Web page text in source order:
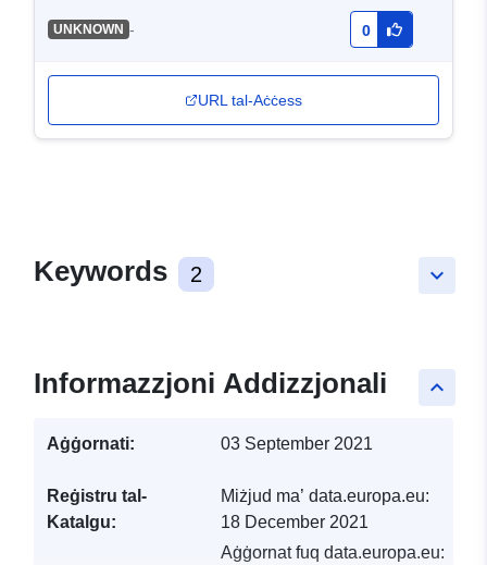
UNKNOWN - 0
URL tal-Aċċess
keyboard_arrow_down
Keywords 2
keyboard_arrow_up
Informazzjoni Addizzjonali
Aġġornati: 03 September 2021
Reġistru tal-
Katalgu:
Miżjud ma’ data.europa.eu:
18 December 2021
Aġġornat fuq data.europa.eu: